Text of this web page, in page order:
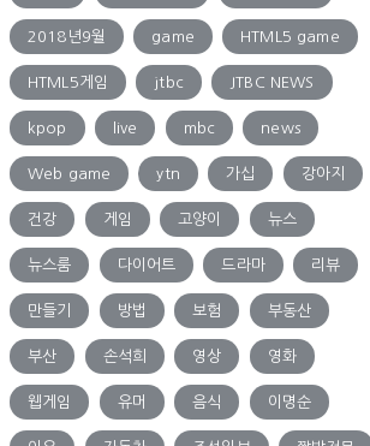
2018년9월 game HTML5 game
HTML5게임 jtbc JTBC NEWS
kpop live mbc news
Web game ytn 가십 강아지
건강 게임 고양이 뉴스
뉴스룸 다이어트 드라마 리뷰
만들기 방법 보험 부동산
부산 손석희 영상 영화
웹게임 유머 음식 이명순